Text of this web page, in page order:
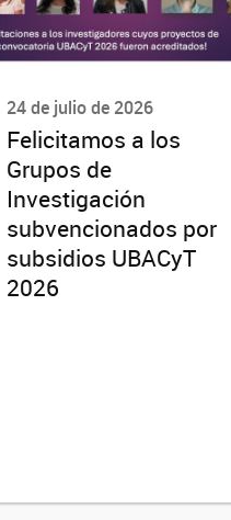
24 de julio de 2026
Felicitamos a los
Grupos de
Investigación
subvencionados por
subsidios UBACyT
2026